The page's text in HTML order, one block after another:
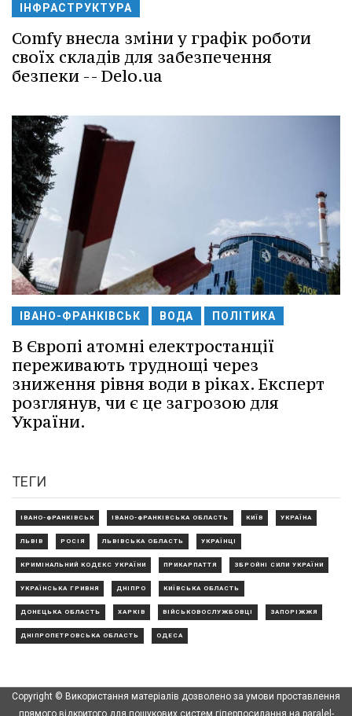
ІНФРАСТРУКТУРА
Comfy внесла зміни у графік роботи
своїх складів для забезпечення
безпеки -- Delo.ua
ІВАНО-ФРАНКІВСЬК ВОДА ПОЛІТИКА
В Європі атомні електростанції
переживають труднощі через
зниження рівня води в ріках. Експерт
розглянув, чи є це загрозою для
України.
ТЕГИ
ІВАНО-ФРАНКІВСЬК ІВАНО-ФРАНКІВСЬКА ОБЛАСТЬ КИЇВ УКРАЇНА
ЛЬВІВ РОСІЯ ЛЬВІВСЬКА ОБЛАСТЬ УКРАЇНЦІ
КРИМІНАЛЬНИЙ КОДЕКС УКРАЇНИ ПРИКАРПАТТЯ ЗБРОЙНІ СИЛИ УКРАЇНИ
УКРАЇНСЬКА ГРИВНЯ ДНІПРО КИЇВСЬКА ОБЛАСТЬ
ДОНЕЦЬКА ОБЛАСТЬ ХАРКІВ ВІЙСЬКОВОСЛУЖБОВЦІ ЗАПОРІЖЖЯ
ДНІПРОПЕТРОВСЬКА ОБЛАСТЬ ОДЕСА
Copyright © Використання матеріалів дозволено за умови проставлення
прямого відкритого для пошукових систем гіперпосилання на paralel-